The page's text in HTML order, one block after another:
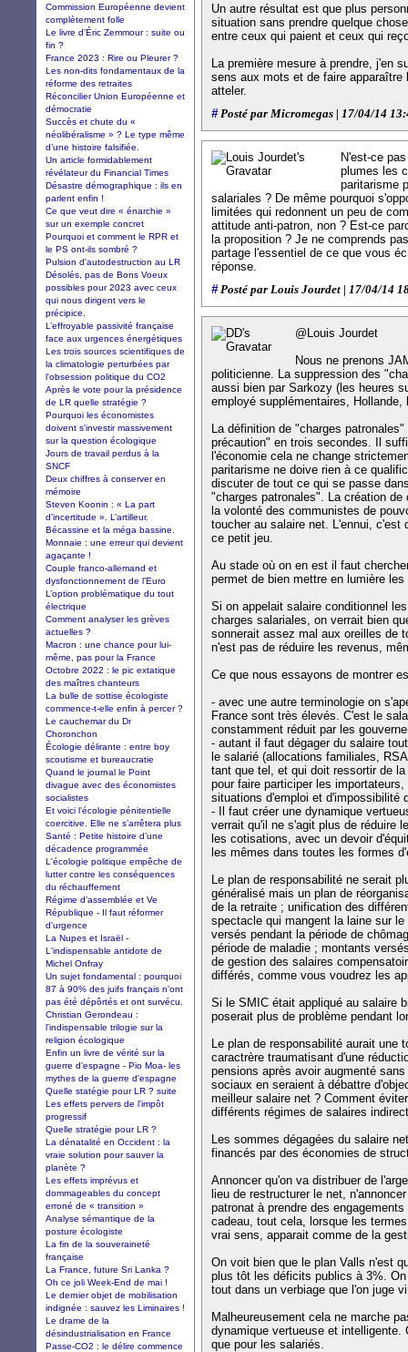
Un autre résultat est que plus
situation sans prendre quelque
entre ceux qui paient et ceux qui
La première mesure à prendre, j'en
sens aux mots et de faire
atteler.
#Posté par Micromegas | 17/04/14
N'est-ce
plumes les
paritarisme
salariales ? De même pourquoi
limitées qui redonnent un peu de
attitude anti-patron, non ? Est-ce
la proposition ? Je ne comprends
partage l'essentiel de ce que vous
réponse.
#Posté par Louis Jourdet | 17/04/14
@Louis Jourdet
Nous ne prenons
politicienne. La suppression des
aussi bien par Sarkozy (les heures
employé supplémentaires,
La définition de "charges
précaution" en trois secondes. Il
l'économie cela ne change
paritarisme ne doive rien à ce
discuter de tout ce qui se passe
"charges patronales". La création
la volonté des communistes de
toucher au salaire net. L'ennui, c'est
ce petit jeu.
Au stade où on en est il faut
permet de bien mettre en lumière les
Si on appelait salaire conditionnel
charges salariales, on verrait bien
sonnerait assez mal aux oreilles de
n'est pas de réduire les revenus,
Ce que nous essayons de montrer
- avec une autre terminologie on
France sont très élevés. C'est le
constamment réduit par les
- autant il faut dégager du salaire
le salarié (allocations familiales,
tant que tel, et qui doit ressortir de
pour faire participer les
situations d'emploi et d'impossibilité
- Il faut créer une dynamique
verrait qu'il ne s'agit plus de réduire
les cotisations, avec un devoir
les mêmes dans toutes les formes
Le plan de responsabilité ne serait
généralisé mais un plan de
de la retraite ; unification des
spectacle qui mangent la laine sur
versés pendant la période de
période de maladie ; montants
de gestion des salaires
différés, comme vous voudrez les
Si le SMIC était appliqué au salaire
poserait plus de problème pendant
Le plan de responsabilité aurait une
caractrère traumatisant d'une
pensions après avoir augmenté
sociaux en seraient à débattre
meilleur salaire net ? Comment
différents régimes de salaires
Les sommes dégagées du salaire
financés par des économies de
Annoncer qu'on va distribuer de
lieu de restructurer le net,
patronat à prendre des
cadeau, tout cela, lorsque les
vrai sens, apparait comme de la
On voit bien que le plan Valls n'est
plus tôt les déficits publics à 3%.
tout dans un verbiage que l'on juge
Malheureusement cela ne marche
dynamique vertueuse et
que pour les salariés.
Commission Européenne devient
complètement folle
Le livre d’Éric Zemmour : suite ou
fin ?
France 2023 : Rire ou Pleurer ?
Les non-dits fondamentaux de la
réforme des retraites
Réconcilier Union Européenne et
démocratie
Succès et chute du «
néolibéralisme » ? Le type même
d’une histoire falsifiée.
Un article formidablement
révélateur du Financial Times
Désastre démographique : ils en
parlent enfin !
Ce que veut dire « énarchie »
sur un exemple concret
Pourquoi et comment le RPR et
le PS ont-ils sombré ?
Pulsion d'autodestruction au LR
Désolés, pas de Bons Voeux
possibles pour 2023 avec ceux
qui nous dirigent vers le
précipice.
L’effroyable passivité française
face aux urgences énergétiques
Les trois sources scientifiques de
la climatologie perturbées par
l'obsession politique du CO2
Après le vote pour la présidence
de LR quelle stratégie ?
Pourquoi les économistes
doivent s'investir massivement
sur la question écologique
Jours de travail perdus à la
SNCF
Deux chiffres à conserver en
mémoire
Steven Koonin : « La part
d’incertitude ». L’artilleur.
Bécassine et la méga bassine.
Monnaie : une erreur qui devient
agaçante !
Couple franco-allemand et
dysfonctionnement de l’Euro
L’option problématique du tout
électrique
Comment analyser les grèves
actuelles ?
Macron : une chance pour lui-
même, pas pour la France
Octobre 2022 : le pic extatique
des maîtres chanteurs
La bulle de sottise écologiste
commence-t-elle enfin à percer ?
Le cauchemar du Dr
Choronchon
Écologie délirante : entre boy
scoutisme et bureaucratie
Quand le journal le Point
divague avec des économistes
socialistes
Et voici l’écologie pénitentielle
coercitive. Elle ne s’arrêtera plus
Santé : Petite histoire d’une
décadence programmée
L'écologie politique empêche de
lutter contre les conséquences
du réchauffement
Régime d’assemblée et Ve
République - Il faut réformer
d'urgence
La Nupes et Israël -
L'indispensable antidote de
Michel Onfray
Un sujet fondamental : pourquoi
87 à 90% des juifs français n'ont
pas été dépôrtés et ont survécu.
Christian Gerondeau :
l'indispensable trilogie sur la
religion écologique
Enfin un livre de vérité sur la
guerre d'espagne - Pio Moa- les
mythes de la guerre d'espagne
Quelle statégie pour LR ? suite
Les effets pervers de l’impôt
progressif
Quelle stratégie pour LR ?
La dénatalité en Occident : la
vraie solution pour sauver la
planète ?
Les effets imprévus et
dommageables du concept
erroné de « transition »
Analyse sémantique de la
posture écologiste
La fin de la souveraineté
française
La France, future Sri Lanka ?
Oh ce joli Week-End de mai !
Le dernier objet de mobilisation
indignée : sauvez les Liminaires !
Le drame de la
désindustrialisation en France
Passe-CO2 : le délire commence